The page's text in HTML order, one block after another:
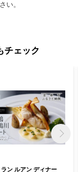
い。
チェック
ン ルアン ディナー